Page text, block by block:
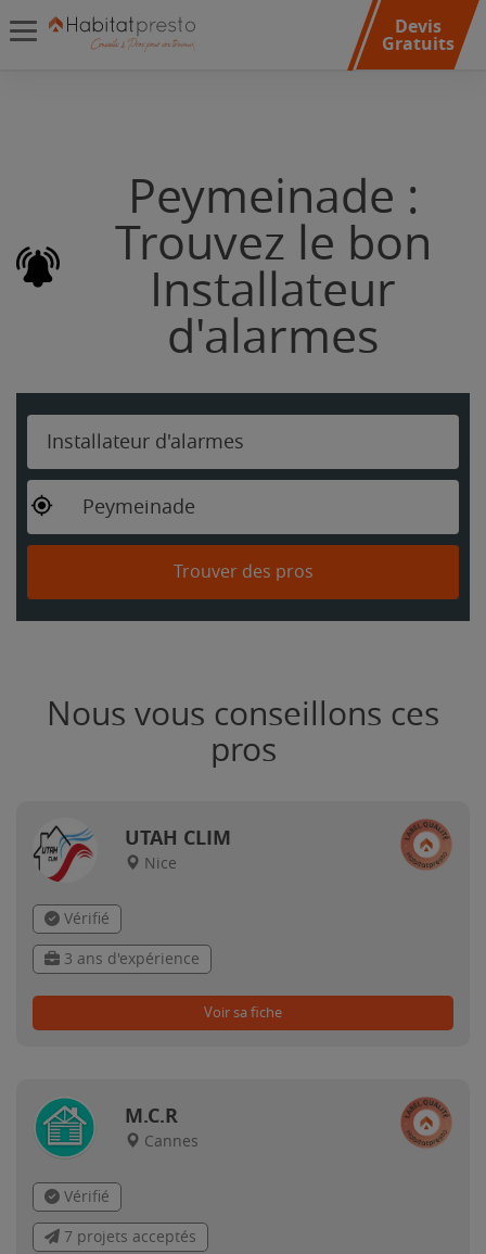
Devis
Gratuits
Peymeinade :
Trouvez le bon
Installateur
d'alarmes
Installateur d'alarmes
Peymeinade
Trouver des pros
Nous vous conseillons ces
pros
UTAH CLIM
Nice
Vérifié
3 ans d'expérience
Voir sa fiche
M.C.R
Cannes
Vérifié
7 projets acceptés